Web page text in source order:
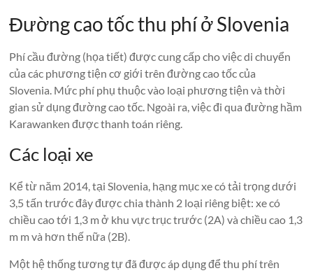
Đường cao tốc thu phí ở Slovenia
Phí cầu đường (họa tiết) được cung cấp cho việc di chuyển
của các phương tiện cơ giới trên đường cao tốc của
Slovenia. Mức phí phụ thuộc vào loại phương tiện và thời
gian sử dụng đường cao tốc. Ngoài ra, việc đi qua đường hầm
Karawanken được thanh toán riêng.
Các loại xe
Kể từ năm 2014, tại Slovenia, hạng mục xe có tải trọng dưới
3,5 tấn trước đây được chia thành 2 loại riêng biệt: xe có
chiều cao tới 1,3 m ở khu vực trục trước (2A) và chiều cao 1,3
m m và hơn thế nữa (2B).
Một hệ thống tương tự đã được áp dụng để thu phí trên